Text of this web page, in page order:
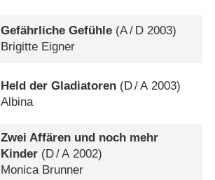
Gefährliche Gefühle (A/ D 2003)
Brigitte Eigner
Held der Gladiatoren (D/A 2003)
Albina
Zwei Affären und noch mehr
Kinder (D/A2002)
Monica Brunner